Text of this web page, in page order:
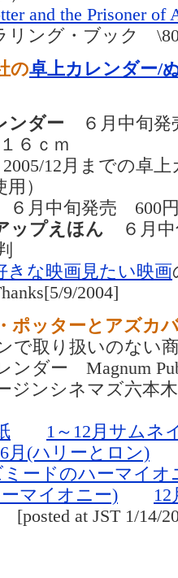
and the Prisoner of
リング・ブック
の卓上カレンダー/
ンダー ６月中旬
６ｃｍ
2005/12月までの卓
）
６月中旬発売 600
ップえほん ６月
きな映画見たい映画
9/2004]
ポッターとアズカ
で取り扱いのな
ンダー Magnum
ンシネマズ六本木
1～12月サムネ
6月(ハリーとロン)
ードのハーマイオ
マイオニー)
at JST 1/14/